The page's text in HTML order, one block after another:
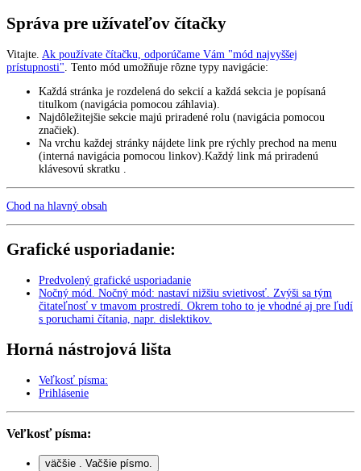
Správa pre užívateľov čítačky
Vitajte. Ak používate čítačku, odporúčame Vám "mód najvyššej
prístupnosti" . Tento mód umožňuje rôzne typy navigácie:
Každá stránka je rozdelená do sekcií a každá sekcia je popísaná
titulkom (navigácia pomocou záhlavia).
Najdôležitejšie sekcie majú priradené rolu (navigácia pomocou
značiek).
Na vrchu každej stránky nájdete link pre rýchly prechod na menu
(interná navigácia pomocou linkov).Každý link má priradenú
klávesovú skratku .
Chod na hlavný obsah
Grafické usporiadanie:
Predvolený grafické usporiadanie
Nočný mód Nočný mód: nastaví nižšiu svietivosť. Zvýši sa tým
čitateľnosť v tmavom prostredí. Okrem toho to je vhodné aj pre ľudí
s poruchami čítania, napr. dislektikov.
Horná nástrojová lišta
Veľkosť písma:
Prihlásenie
Veľkosť písma:
väčšie . Vačšie písmo.